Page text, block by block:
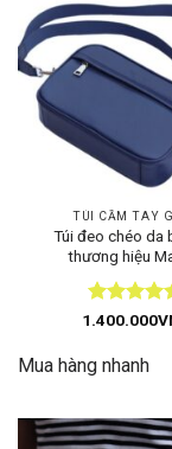
TÚI CẦM TAY
Túi đeo chéo da
thương hiệu
Được xếp
sao
1.400.000
Mua hàng nhanh